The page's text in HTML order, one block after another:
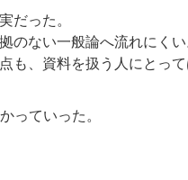
だった。
のない一般論へ流れにくい
も、資料を扱う人にとっ
っていった。